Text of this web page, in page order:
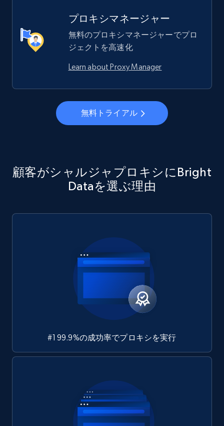
プロキシマネージャー
無料のプロキシマネージャーでプロ
ジェクトを高速化
Learn about Proxy Manager
無料トライアル
顧客がシャルジャプロキシにBright
Dataを選ぶ理由
#1 99.9%の成功率でプロキシを実行